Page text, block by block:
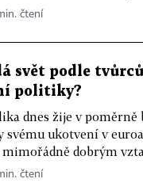
čtení
svět podle
politiky?
dnes žije v poměrně
svému ukotvení v
dobrým
čtení